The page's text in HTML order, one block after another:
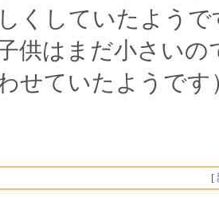
くしていたようで
子供はまだ小さい
せていたようです
[